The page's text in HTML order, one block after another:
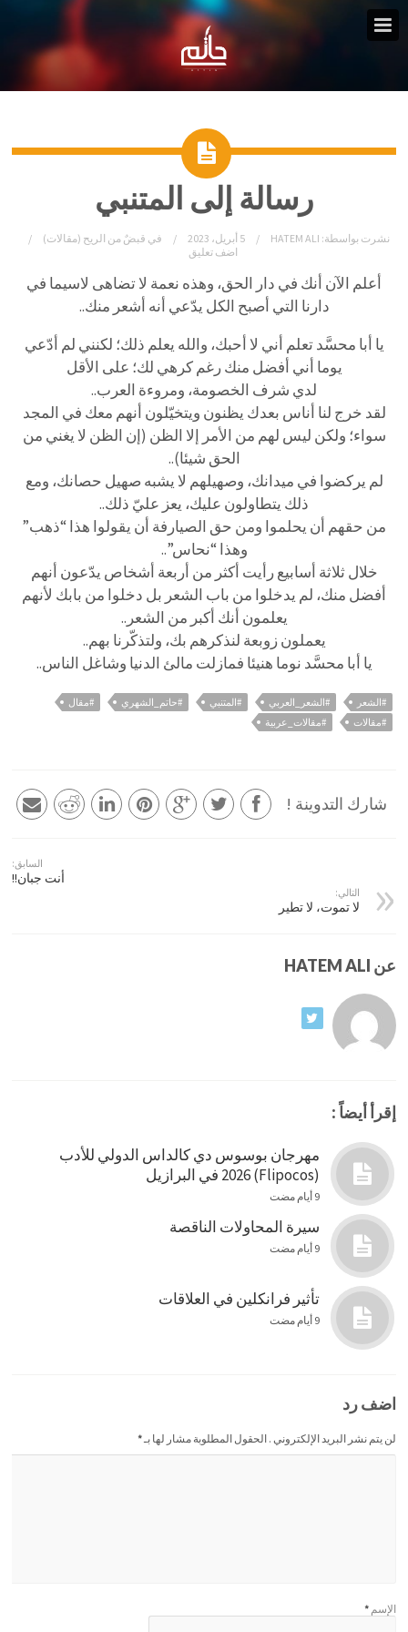
رسالة إلى المتنبي
نشرت بواسطة: HATEM ALI 5 أبريل، 2023 في قبضٌ من الريح (مقالات)
اضف تعليق
أعلم الآن أنك في دار الحق، وهذه نعمة لا تضاهى لاسيما في
دارنا التي أصبح الكل يدّعي أنه أشعر منك..
يا أبا محسَّد تعلم أني لا أحبك، والله يعلم ذلك؛ لكنني لم أدّعي
يوما أني أفضل منك رغم كرهي لك؛ على الأقل
لدي شرف الخصومة، ومروءة العرب..
لقد خرج لنا أناس بعدك يظنون ويتخيّلون أنهم معك في المجد
سواء؛ ولكن ليس لهم من الأمر إلا الظن (إن الظن لا يغني من
الحق شيئا)..
لم يركضوا في ميدانك، وصهيلهم لا يشبه صهيل حصانك، ومع
ذلك يتطاولون عليك، يعز عليّ ذلك..
من حقهم أن يحلموا ومن حق الصيارفة أن يقولوا هذا “ذهب”
وهذا “نحاس”..
خلال ثلاثة أسابيع رأيت أكثر من أربعة أشخاص يدّعون أنهم
أفضل منك، لم يدخلوا من باب الشعر بل دخلوا من بابك لأنهم
يعلمون أنك أكبر من الشعر..
يعملون زوبعة لنذكرهم بك، ولتذكّرنا بهم..
يا أبا محسَّد نوما هنيئا فمازلت مالئ الدنيا وشاغل الناس..
#الشعر #الشعر_العربي #المتنبي #حاتم_الشهري
#مقال
#مقالات
#مقالات_عربية
شارك التدوينة !
السابق:
أنت جبان!!
التالي:
لا تموت، لا تطير
عن HATEM ALI
إقرأ أيضاً :
مهرجان بوسوس دي كالداس الدولي للأدب
(Flipocos) 2026 في البرازيل
9 أيام مضت
سيرة المحاولات الناقصة
9 أيام مضت
تأثير فرانكلين في العلاقات
9 أيام مضت
اضف رد
لن يتم نشر البريد الإلكتروني . الحقول المطلوبة مشار لها بـ*
الإسم *